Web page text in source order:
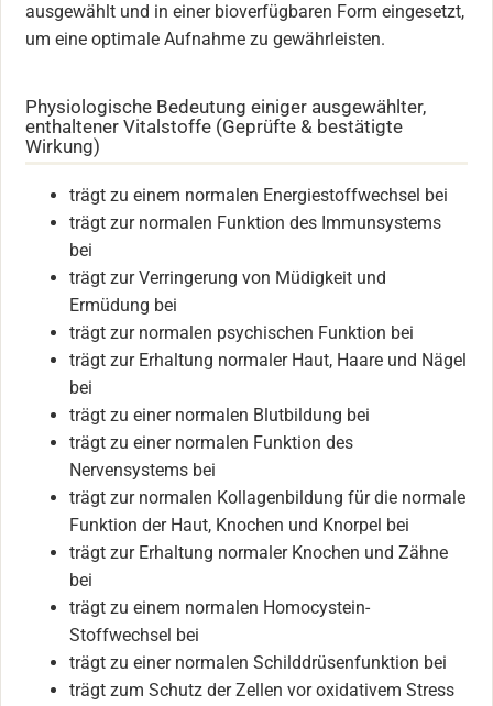
ausgewählt und in einer bioverfügbaren Form eingesetzt,
um eine optimale Aufnahme zu gewährleisten.
Physiologische Bedeutung einiger ausgewählter,
enthaltener Vitalstoffe (Geprüfte & bestätigte
Wirkung)
trägt zu einem normalen Energiestoffwechsel bei
trägt zur normalen Funktion des Immunsystems
bei
trägt zur Verringerung von Müdigkeit und
Ermüdung bei
trägt zur normalen psychischen Funktion bei
trägt zur Erhaltung normaler Haut, Haare und Nägel
bei
trägt zu einer normalen Blutbildung bei
trägt zu einer normalen Funktion des
Nervensystems bei
trägt zur normalen Kollagenbildung für die normale
Funktion der Haut, Knochen und Knorpel bei
trägt zur Erhaltung normaler Knochen und Zähne
bei
trägt zu einem normalen Homocystein-
Stoffwechsel bei
trägt zu einer normalen Schilddrüsenfunktion bei
trägt zum Schutz der Zellen vor oxidativem Stress